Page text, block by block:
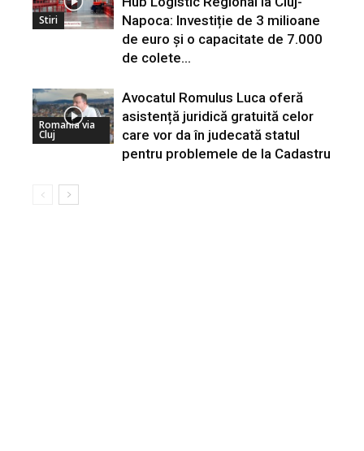
Stiri
Napoca: Investiție de 3 milioane
de euro și o capacitate de 7.000
de colete...
Romania via
Cluj
Avocatul Romulus Luca oferă
asistență juridică gratuită celor
care vor da în judecată statul
pentru problemele de la Cadastru